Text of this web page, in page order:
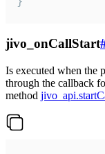
jivo_onCallStart
Is executed when the
through the callback
method